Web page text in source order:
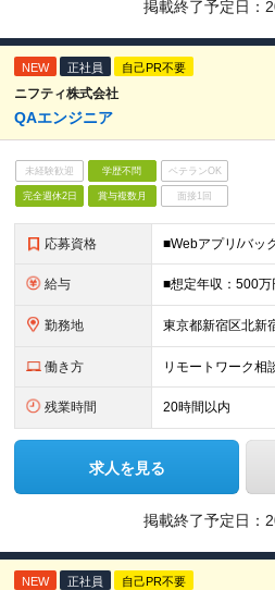
掲載終了予定日：
NEW 正社員 自己PR不要
ニフティ株式会社
QAエンジニア
未経験歓迎 学歴不問 ベテランOK
完全週休2日 賞与複数月 面接1回
応募資格
給与
勤務地
働き方 リモートワーク相
残業時間 20時間以内
求人を見る
掲載終了予定日：
NEW 正社員 自己PR不要